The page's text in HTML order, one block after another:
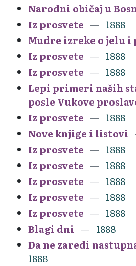
Narodni običaj u
Iz prosvete
1888
Mudre izreke o jelu i
Iz prosvete
1888
Iz prosvete
1888
Lepi primeri naših
posle Vukove
Iz prosvete
1888
Nove knjige i listovi
Iz prosvete
1888
Iz prosvete
1888
Iz prosvete
1888
Iz prosvete
1888
Iz prosvete
1888
Blagi dni
1888
Da ne zaredi
1888